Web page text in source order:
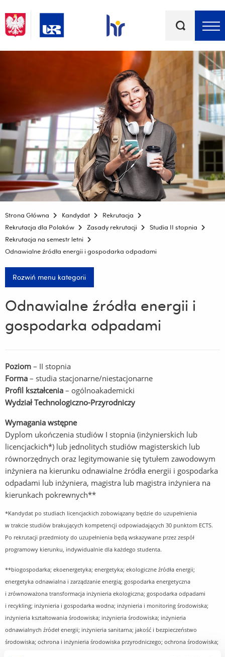
kluczowe
Strona Główna Kandydat
Rekrutacja
Rekrutacja dla Polaków
Zasady rekrutacji
Studia II stopnia
Rekrutacja na semestr letni
Odnawialne źródła energii i gospodarka odpadami
Rozwiń menu kategorii
Odnawialne źródła energii i
gospodarka odpadami
Poziom – II stopnia
Forma – studia stacjonarne/niestacjonarne
Profil kształcenia – ogólnoakademicki
Wydział Technologiczno-Przyrodniczy
Wymagania wstępne
Dyplom ukończenia studiów I stopnia (inżynierskich lub
licencjackich*) lub jednolitych studiów magisterskich lub
równorzędnych oraz legitymowanie się tytułem zawodowym
inżyniera na kierunku odnawialne źródła energii i gospodarka
odpadami lub inżyniera, magistra lub magistra inżyniera na
kierunkach pokrewnych**
*Kandydat po studiach licencjackich zobowiązany będzie do uzupełnienia
w trakcie studiów brakujących kompetencji odpowiadających 30 punktom ECTS.
Po rekrutacji przedmioty do uzupełnienia będą wskazywane przez zespół
programowy kierunku, indywidualnie dla każdego studenta.
**biogospodarka; ekoenergetyka; energetyka; ekologiczne źródła energii;
energetyka odnawialna i zarządzanie energią; gospodarka energetyczna
i zrównoważona transformacja inżynieria ekologiczna; gospodarka odpadami
i recykling; inżynieria i gospodarka wodna; inżynieria i monitoring środowiska;
inżynieria kształtowania środowiska; inżynieria środowiska; inżynieria
odnawialnych źródeł energii; inżynieria sanitarna; jakość i bezpieczeństwo
środowiska; ochrona i inżynieria środowiska przyrodniczego; ochrona środowiska;